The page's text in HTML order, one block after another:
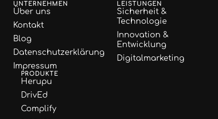
UNTERNEHMEN
Über uns
Kontakt
Blog
Datenschutzerklärung
Impressum
LEISTUNGEN
Sicherheit &
Technologie
Innovation &
Entwicklung
Digitalmarketing
PRODUKTE
Herupu
DrivEd
Complify